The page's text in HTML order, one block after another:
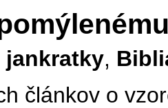
jankratky,
článkov o